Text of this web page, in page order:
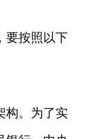
要按照以下
构。为了实